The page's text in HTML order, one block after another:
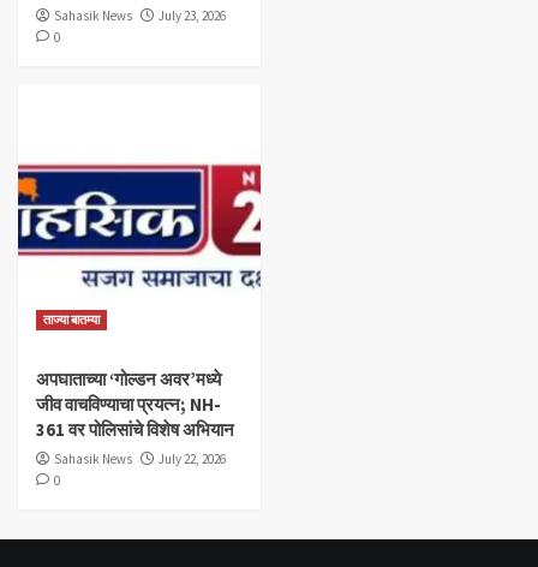
Sahasik News
July 23, 2026
0
ताज्या बातम्या
अपघाताच्या ‘गोल्डन अवर’मध्ये
जीव वाचविण्याचा प्रयत्न; NH-
361 वर पोलिसांचे विशेष अभियान
Sahasik News
July 22, 2026
0